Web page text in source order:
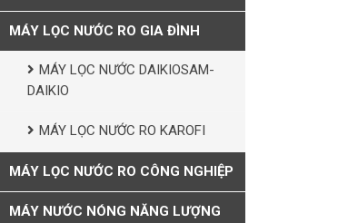
MÁY LỌC NƯỚC RO GIA ĐÌNH
MÁY LỌC NƯỚC DAIKIOSAM-
DAIKIO
MÁY LỌC NƯỚC RO KAROFI
MÁY LỌC NƯỚC RO CÔNG NGHIỆP
MÁY NƯỚC NÓNG NĂNG LƯỢNG